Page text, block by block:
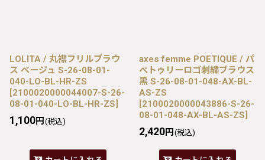
LOLITA / 丸襟フリルブラウ
ス ベージュ S-26-08-01-
040-LO-BL-HR-ZS
[2100020000044007-S-26-
08-01-040-LO-BL-HR-ZS]
1,100円 (税込)
axes femme POETIQUE / パ
ペトゥリーロゴ刺繍ブラウス
黒 S-26-08-01-048-AX-BL-
AS-ZS
[2100020000043886-S-26-
08-01-048-AX-BL-AS-ZS]
2,420円 (税込)